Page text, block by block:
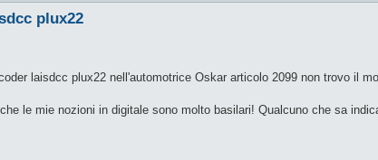
plux22
laisdcc plux22 nell'automotrice Oskar articolo 2099 non trovo il
le mie nozioni in digitale sono molto basilari! Qualcuno che sa